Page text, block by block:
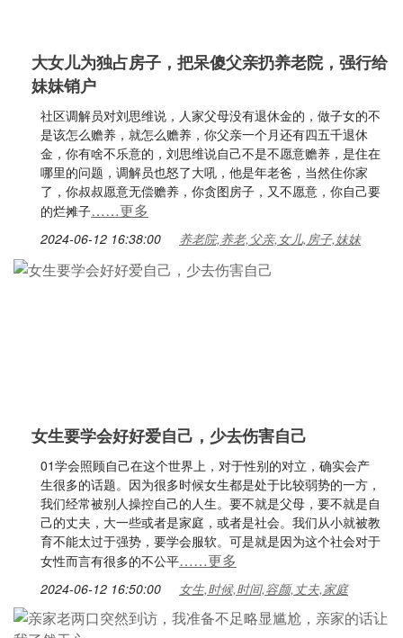
大女儿为独占房子，把呆傻父亲扔养老院，强行给
妹妹销户
社区调解员对刘思维说，人家父母没有退休金的，做子女的不
是该怎么赡养，就怎么赡养，你父亲一个月还有四五千退休
金，你有啥不乐意的，刘思维说自己不是不愿意赡养，是住在
哪里的问题，调解员也怒了大吼，他是年老爸，当然住你家
了，你叔叔愿意无偿赡养，你贪图房子，又不愿意，你自己要
的烂摊子……更多
2024-06-12 16:38:00 养老院,养老,父亲,女儿,房子,妹妹
女生要学会好好爱自己，少去伤害自己
01学会照顾自己在这个世界上，对于性别的对立，确实会产
生很多的话题。因为很多时候女生都是处于比较弱势的一方，
我们经常被别人操控自己的人生。要不就是父母，要不就是自
己的丈夫，大一些或者是家庭，或者是社会。我们从小就被教
育不能太过于强势，要学会服软。可是就是因为这个社会对于
女性而言有很多的不公平……更多
2024-06-12 16:50:00 女生,时候,时间,容颜,丈夫,家庭